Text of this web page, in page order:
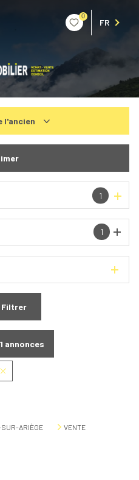
0
FR
l'ancien
1
1
Filtrer
1 annonces
SUR-ARIÈGE
VENTE